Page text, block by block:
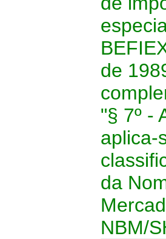
de
"§ 7º -
aplica-
da
NBM/